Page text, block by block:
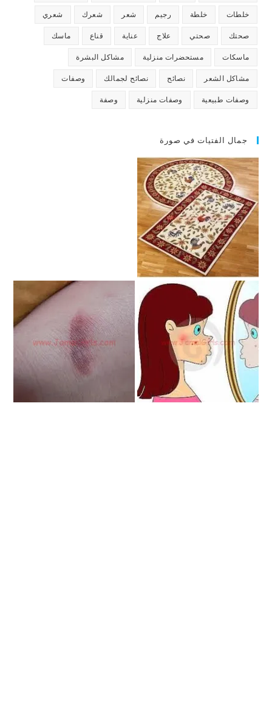
خلطات خلطة رجيم شعر شعرك شعري
صحتك صحتي علاج عناية قناع ماسك
ماسكات مستحضرات منزلية مشاكل البشرة
مشاكل الشعر نصائح نصائح لجمالك وصفات
وصفات طبيعية وصفات منزلية وصفة
جمال الفتيات في صورة